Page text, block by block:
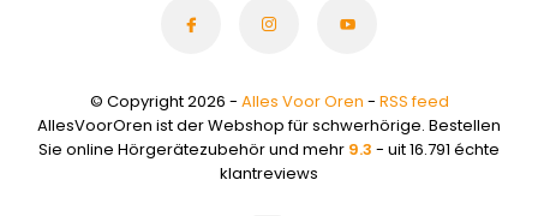
© Copyright 2026 - Alles Voor Oren - RSS feed
AllesVoorOren ist der Webshop für schwerhörige. Bestellen
Sie online Hörgerätezubehör und mehr 9.3 - uit 16.791 échte
klantreviews